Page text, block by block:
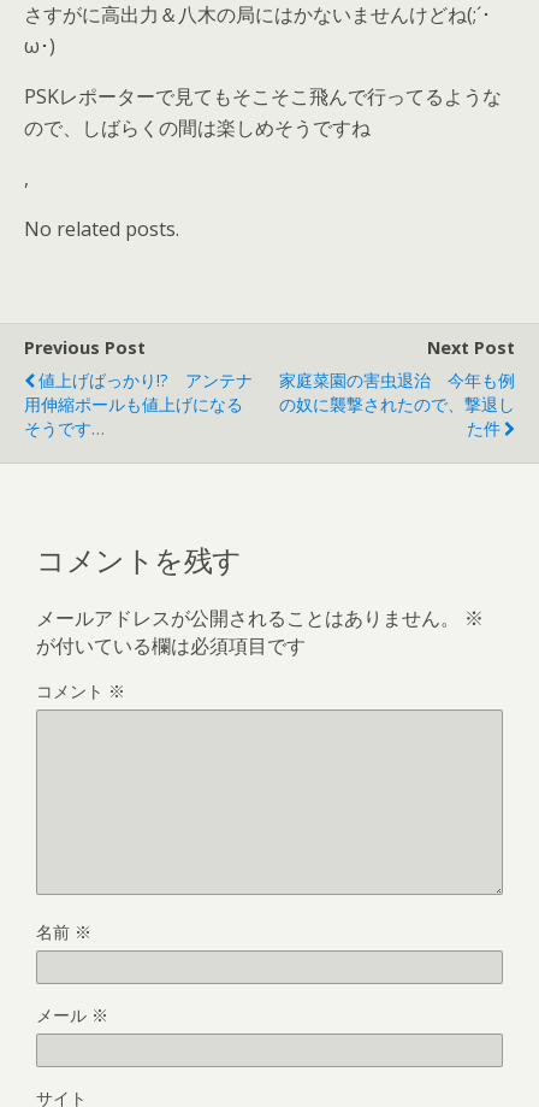
さすがに高出力＆八木の局にはかないませんけどね(;´･
ω･)
PSKレポーターで見てもそこそこ飛んで行ってるような
ので、しばらくの間は楽しめそうですね
,
No related posts.
Previous Post
値上げばっかり!? アンテナ
用伸縮ポールも値上げになる
そうです…
Next Post
家庭菜園の害虫退治 今年も例
の奴に襲撃されたので、撃退し
た件
コメントを残す
メールアドレスが公開されることはありません。
※
が付いている欄は必須項目です
コメント ※
名前 ※
メール ※
サイト